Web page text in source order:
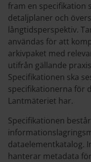
fram en specifikation
detaljplaner och
långtidsperspektiv.
användas för att
arkivpaket med
utifrån gällande
Specifikationen ska
specifikationerna för
Lantmäteriet har.
Specifikationen
dataelementkatalog.
hanterar metadata